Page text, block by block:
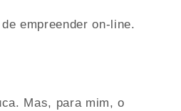
empreender on-line.
Mas, para mim, o